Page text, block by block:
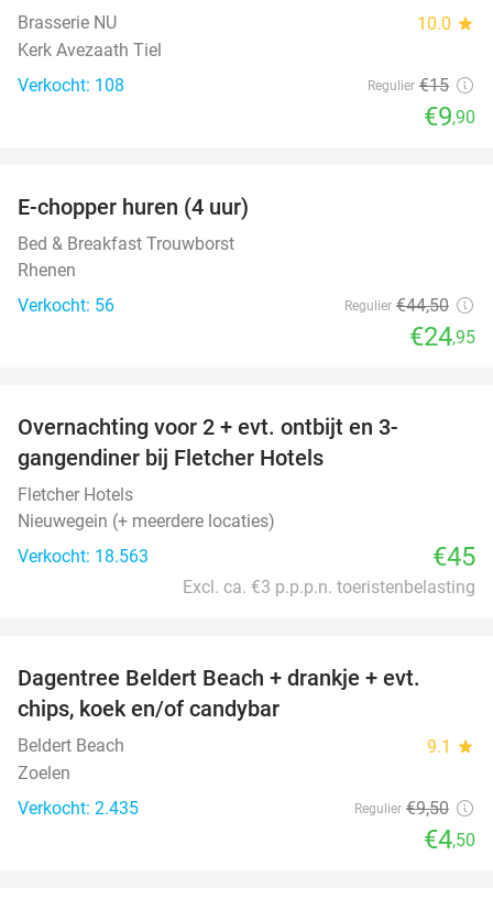
Brasserie NU 10.0 star
Kerk Avezaath Tiel
Verkocht: 108
Regulier €15
€9,90
E-chopper huren (4 uur)
Bed & Breakfast Trouwborst
Rhenen
Verkocht: 56
Regulier €44,50
€24,95
Overnachting voor 2 + evt. ontbijt en 3-
gangendiner bij Fletcher Hotels
Fletcher Hotels
Nieuwegein (+ meerdere locaties)
Verkocht: 18.563
€45
Excl. ca. €3 p.p.p.n. toeristenbelasting
Dagentree Beldert Beach + drankje + evt.
chips, koek en/of candybar
Beldert Beach 9.1 star
Zoelen
Verkocht: 2.435
Regulier €9,50
€4,50